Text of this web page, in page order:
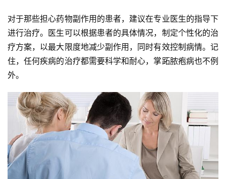
对于那些担心药物副作用的患者，建议在专业医生的指导下
进行治疗。医生可以根据患者的具体情况，制定个性化的治
疗方案，以最大限度地减少副作用，同时有效控制病情。记
住，任何疾病的治疗都需要科学和耐心，掌跖脓疱病也不例
外。